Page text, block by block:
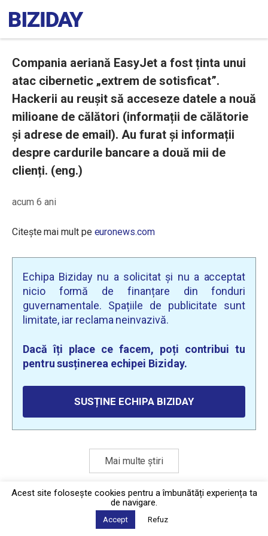
Compania aeriană EasyJet a fost ținta unui
atac cibernetic „extrem de sotisficat”.
Hackerii au reușit să acceseze datele a nouă
milioane de călători (informații de călătorie
și adrese de email). Au furat și informații
despre cardurile bancare a două mii de
clienți. (eng.)
acum 6 ani
Citește mai mult pe euronews.com
Echipa Biziday nu a solicitat și nu a acceptat
nicio formă de finanțare din fonduri
guvernamentale. Spațiile de publicitate sunt
limitate, iar reclama neinvazivă.
Dacă îți place ce facem, poți contribui tu
pentru susținerea echipei Biziday.
SUSȚINE ECHIPA BIZIDAY
Mai multe știri
Politica de confidențialitate
2026 © Biziday
Acest site foloseşte cookies pentru a îmbunătăți experiența ta
de navigare.
Accept Refuz